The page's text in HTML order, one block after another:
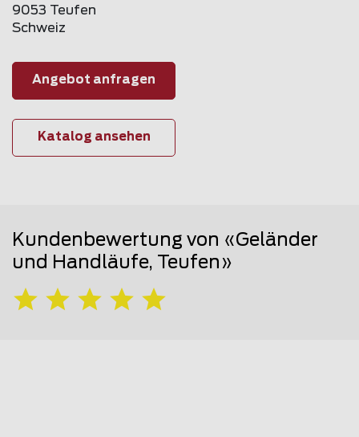
9053 Teufen
Schweiz
Angebot anfragen
Katalog ansehen
Kundenbewertung von «Geländer
und Handläufe, Teufen»